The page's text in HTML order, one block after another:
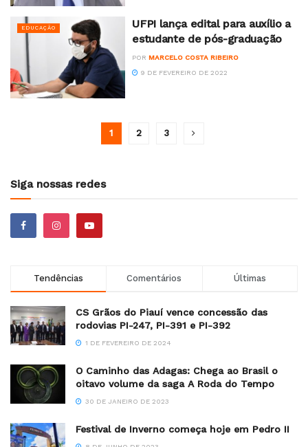
EDUCAÇÃO
UFPI lança edital para auxílio a
estudante de pós-graduação
POR MARCELO COSTA RIBEIRO
9 DE FEVEREIRO DE 2022
1 2 3
Siga nossas redes
Tendências Comentários Últimas
CS Grãos do Piauí vence concessão das
rodovias PI-247, PI-391 e PI-392
1 DE FEVEREIRO DE 2024
O Caminho das Adagas: Chega ao Brasil o
oitavo volume da saga A Roda do Tempo
30 DE JANEIRO DE 2023
Festival de Inverno começa hoje em Pedro II